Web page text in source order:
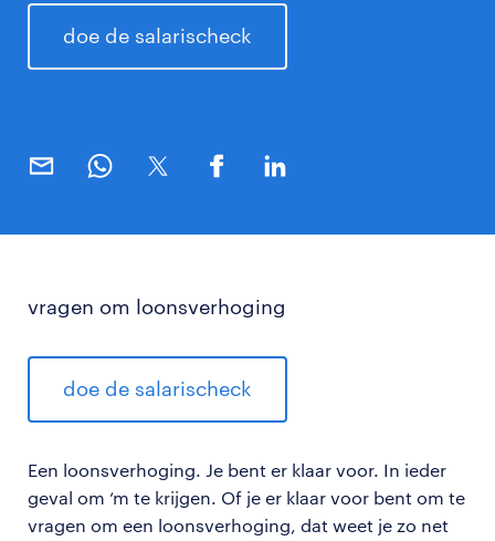
doe de salarischeck
vragen om loonsverhoging
doe de salarischeck
Een loonsverhoging. Je bent er klaar voor. In ieder
geval om ‘m te krijgen. Of je er klaar voor bent om te
vragen om een loonsverhoging, dat weet je zo net